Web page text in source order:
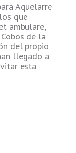
Aquelarre
que
ambulare,
de la
del propio
llegado a
esta